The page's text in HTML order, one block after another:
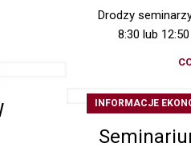
Drodzy
8:30 lub
INFORMACJE